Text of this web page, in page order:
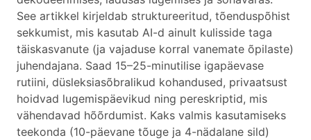
See artikkel kirjeldab struktureeritud, tõenduspõhist
sekkumist, mis kasutab AI-d ainult kulisside taga
täiskasvanute (ja vajaduse korral vanemate õpilaste)
juhendajana. Saad 15–25-minutilise igapäevase
rutiini, düsleksiasõbralikud kohandused, privaatsust
hoidvad lugemispäevikud ning pereskriptid, mis
vähendavad hõõrdumist. Kaks valmis kasutamiseks
teekonda (10-päevane tõuge ja 4-nädalane sild)